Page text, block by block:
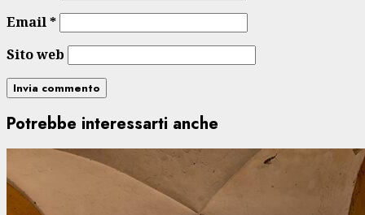
Email*
Sito web
Potrebbe interessarti anche